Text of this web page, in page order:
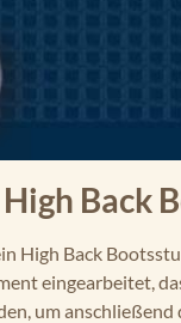
Back
High Back
eingearbeitet,
um anschließend